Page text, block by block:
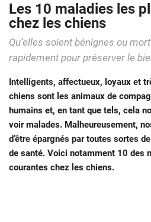
Les 10 maladies les
chez les chiens
Qu’elles soient bénignes ou
rapidement pour préserver le
Intelligents, affectueux, loyaux et
chiens sont les animaux de
humains et, en tant que tels, cela
voir malades. Malheureusement,
d’être épargnés par toutes sortes
de santé. Voici notamment 10 des
courantes chez les chiens.